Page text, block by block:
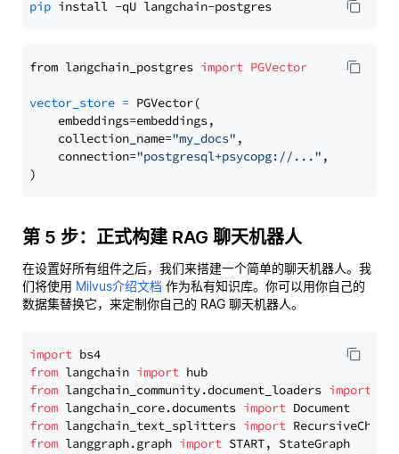
pip
from langchain_postgres import PGVector
vector_store = PGVector(
    embeddings=embeddings,
    collection_name=
"my_docs" ,
    connection=
"postgresql+psycopg://..." ,
第 5 步：正式构建 RAG 聊天机器人
在设置好所有组件之后，我们来搭建一个简单的聊天机器人。我
们将使用 Milvus介绍文档 作为私有知识库。你可以用你自己的
数据集替换它，来定制你自己的 RAG 聊天机器人。
import
from langchain import
from langchain_community.document_loaders import
from langchain_core.documents import
from langchain_text_splitters import
from langgraph.graph import